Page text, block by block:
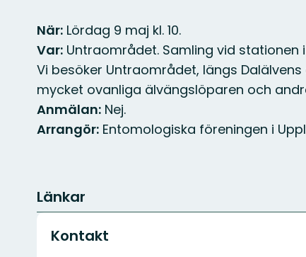
När: Lördag 9 maj kl. 10.
Var: Untraområdet. Samling vid stationen
Vi besöker Untraområdet, längs
mycket ovanliga älvängslöparen och
Anmälan: Nej.
Arrangör: Entomologiska föreningen i
Länkar
Kontakt